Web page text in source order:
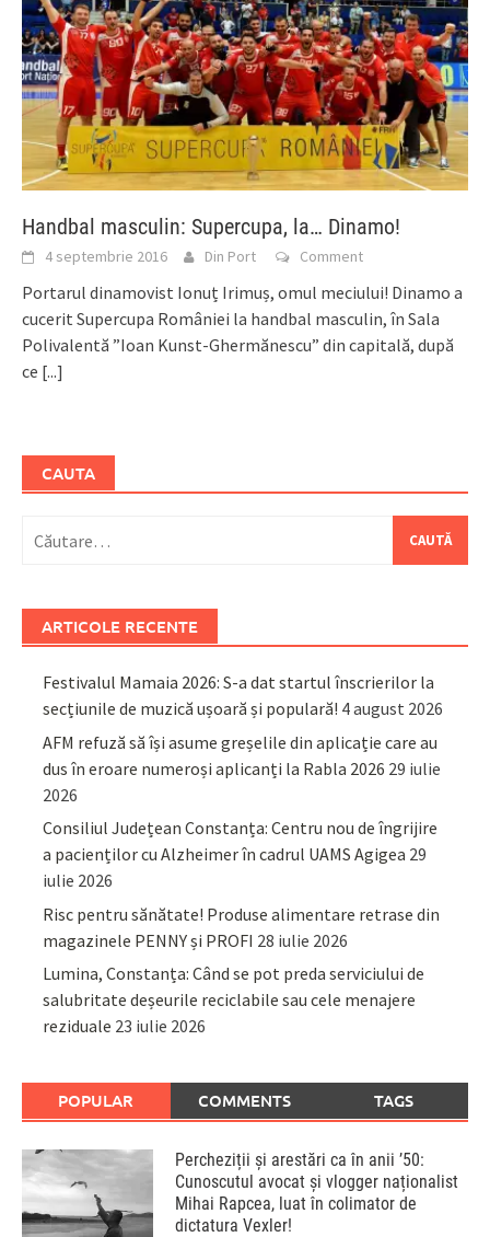
Handbal masculin: Supercupa, la… Dinamo!
4 septembrie 2016 Din Port Comment
Portarul dinamovist Ionuț Irimuș, omul meciului! Dinamo a
cucerit Supercupa României la handbal masculin, în Sala
Polivalentă ”Ioan Kunst-Ghermănescu” din capitală, după
ce [...]
CAUTA
după:
ARTICOLE RECENTE
Festivalul Mamaia 2026: S-a dat startul înscrierilor la
secțiunile de muzică ușoară și populară! 4 august 2026
AFM refuză să își asume greșelile din aplicație care au
dus în eroare numeroși aplicanți la Rabla 2026 29 iulie
2026
Consiliul Județean Constanța: Centru nou de îngrijire
a pacienților cu Alzheimer în cadrul UAMS Agigea 29
iulie 2026
Risc pentru sănătate! Produse alimentare retrase din
magazinele PENNY și PROFI 28 iulie 2026
Lumina, Constanța: Când se pot preda serviciului de
salubritate deșeurile reciclabile sau cele menajere
reziduale 23 iulie 2026
POPULAR COMMENTS TAGS
Percheziții și arestări ca în anii ’50:
Cunoscutul avocat și vlogger naționalist
Mihai Rapcea, luat în colimator de
dictatura Vexler!